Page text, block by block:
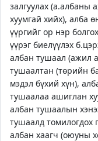
залгуулах (а.албаны
хуумгай хийх), алба
үүргийг ор нэр
үүрэг биелүүлэх
албан тушаал (ажил
тушаалтан (төрийн
мэдэл бүхий хүн),
тушаалаа ашиглан
албан тушаалын
тушаалд томилогдох
албан хаагч (оюуны